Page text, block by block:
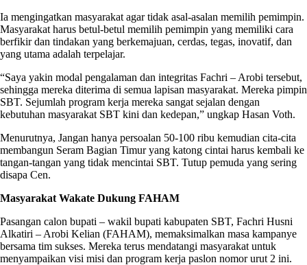
Ia mengingatkan masyarakat agar tidak asal-asalan memilih pemimpin.
Masyarakat harus betul-betul memilih pemimpin yang memiliki cara
berfikir dan tindakan yang berkemajuan, cerdas, tegas, inovatif, dan
yang utama adalah terpelajar.
“Saya yakin modal pengalaman dan integritas Fachri – Arobi tersebut,
sehingga mereka diterima di semua lapisan masyarakat. Mereka pimpin
SBT. Sejumlah program kerja mereka sangat sejalan dengan
kebutuhan masyarakat SBT kini dan kedepan,” ungkap Hasan Voth.
Menurutnya, Jangan hanya persoalan 50-100 ribu kemudian cita-cita
membangun Seram Bagian Timur yang katong cintai harus kembali ke
tangan-tangan yang tidak mencintai SBT. Tutup pemuda yang sering
disapa Cen.
Masyarakat Wakate Dukung FAHAM
Pasangan calon bupati – wakil bupati kabupaten SBT, Fachri Husni
Alkatiri – Arobi Kelian (FAHAM), memaksimalkan masa kampanye
bersama tim sukses. Mereka terus mendatangi masyarakat untuk
menyampaikan visi misi dan program kerja paslon nomor urut 2 ini.